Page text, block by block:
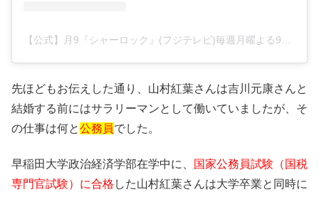
【公式】月9『シャーロック』(フジテレビ)毎週月曜よる9時さん(@sherlock_cx)がシェアした投稿 –
先ほどもお伝えした通り、山村紅葉さんは吉川元康さんと
結婚する前にはサラリーマンとして働いていましたが、そ
の仕事は何と公務員でした。
早稲田大学政治経済学部在学中に、
国家公務員試験（国税
専門官試験）に合格 した山村紅葉さんは大学卒業と同時に